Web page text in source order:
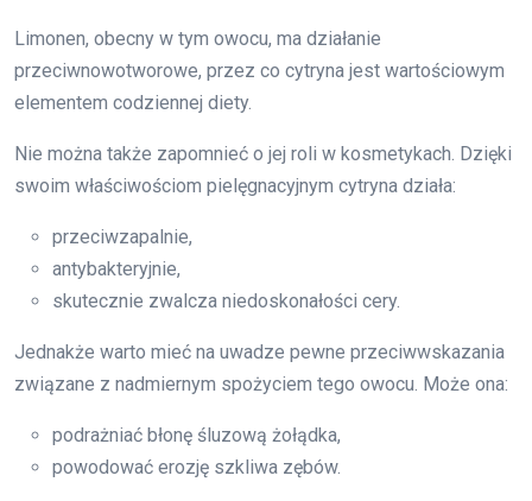
Limonen, obecny w tym owocu, ma działanie
przeciwnowotworowe, przez co cytryna jest wartościowym
elementem codziennej diety.
Nie można także zapomnieć o jej roli w kosmetykach. Dzięki
swoim właściwościom pielęgnacyjnym cytryna działa:
przeciwzapalnie,
antybakteryjnie,
skutecznie zwalcza niedoskonałości cery.
Jednakże warto mieć na uwadze pewne przeciwwskazania
związane z nadmiernym spożyciem tego owocu. Może ona:
podrażniać błonę śluzową żołądka,
powodować erozję szkliwa zębów.